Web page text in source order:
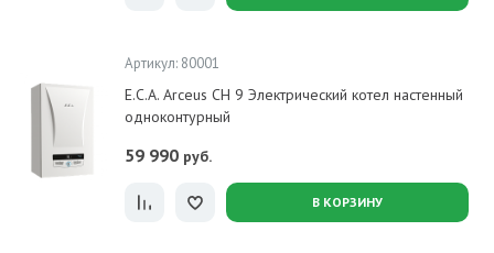
Артикул: 80001
E.C.A. Arceus CH 9 Электрический котел настенный
одноконтурный
59 990 руб.
В КОРЗИНУ